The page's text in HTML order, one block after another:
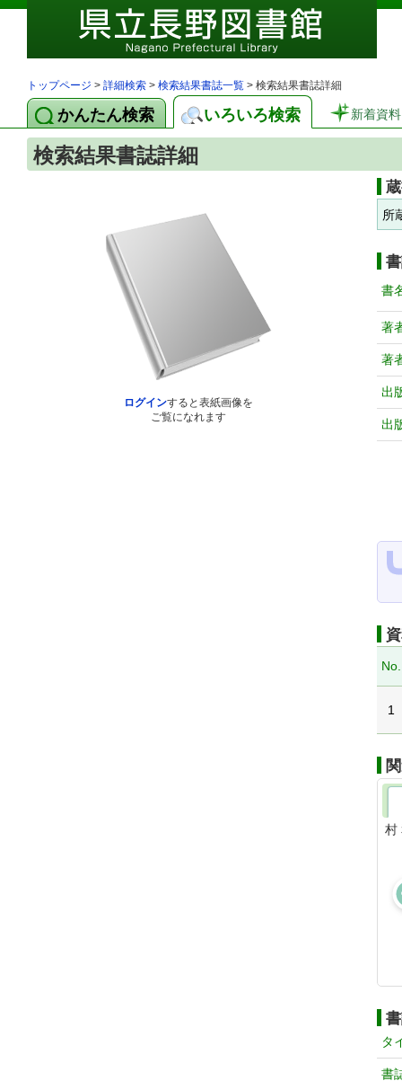
トップページ > 詳細検索 > 検索結果書誌一覧 > 検索結果書誌詳細
かんたん検索 いろいろ検索 新着資料
検索結果書誌詳細
ログインすると表紙画像を
ご覧になれます
所
書
著
著
出
出
No.
1
村
タ
書